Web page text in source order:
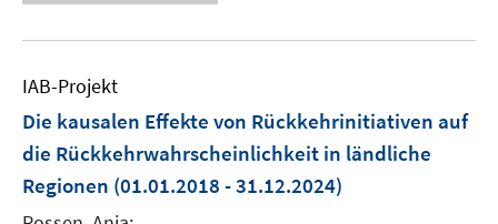
IAB-Projekt
Die kausalen Effekte von Rückkehrinitiativen auf
die Rückkehrwahrscheinlichkeit in ländliche
Regionen (01.01.2018 - 31.12.2024)